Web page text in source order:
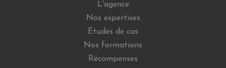
L'agence
Nos expertises
Études de cas
Nos formations
Récompenses